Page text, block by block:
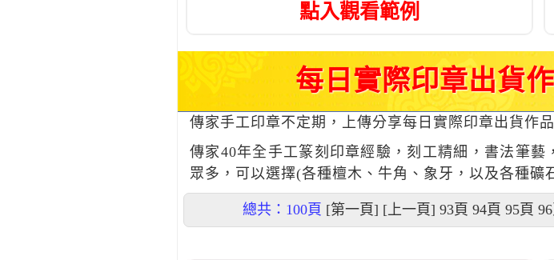
點入觀看範例
每日實際印章出貨
傳家手工印章不定期，上傳分享每日實際印章出貨作
傳家40年全手工篆刻印章經驗，刻工精細，書法筆
眾多，可以選擇(各種檀木、牛角、象牙，以及各種礦
總共：100頁 [第一頁] [上一頁] 93頁 94頁 95頁